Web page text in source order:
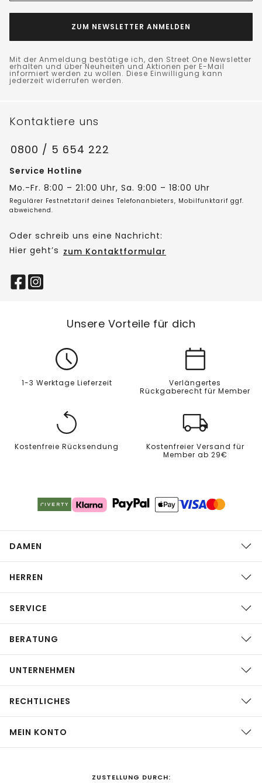
ZUM NEWSLETTER ANMELDEN
Mit der Anmeldung bestätige ich, den Street One Newsletter
erhalten und über Neuheiten und Aktionen per E-Mail
informiert werden zu wollen. Diese Einwilligung kann
jederzeit widerrufen werden.
Kontaktiere uns
0800 / 5 654 222
Service Hotline
Mo.-Fr. 8:00 – 21:00 Uhr, Sa. 9:00 – 18:00 Uhr
Regulärer Festnetztarif deines Telefonanbieters, Mobilfunktarif ggf.
abweichend.
Oder schreib uns eine Nachricht:
Hier geht’s zum Kontaktformular
Unsere Vorteile für dich
1-3 Werktage Lieferzeit
Verlängertes
Rückgaberecht für Member
Kostenfreie Rücksendung
Kostenfreier Versand für
Member ab 29€
DAMEN
HERREN
SERVICE
BERATUNG
UNTERNEHMEN
RECHTLICHES
MEIN KONTO
ZUSTELLUNG DURCH: